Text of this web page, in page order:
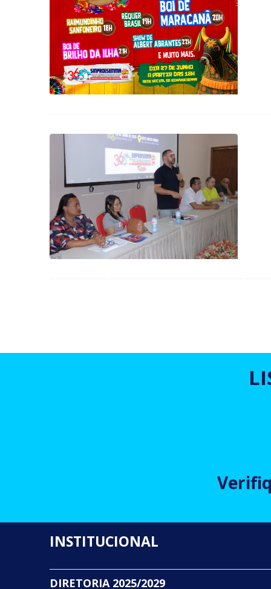
INSTITUCIONAL
DIRETORIA 2025/2029